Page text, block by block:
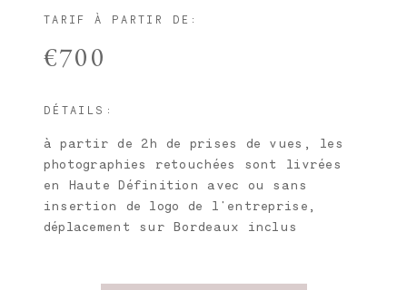
TARIF À PARTIR DE:
€700
DÉTAILS:
à partir de 2h de prises de vues, les
photographies retouchées sont livrées
en Haute Définition avec ou sans
insertion de logo de l'entreprise,
déplacement sur Bordeaux inclus